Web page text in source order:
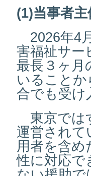
(1)当事者
2026年4
害福祉サー
最長３ヶ月
いること
合でも受け
東京では
運営されて
用者を含
性に対応で